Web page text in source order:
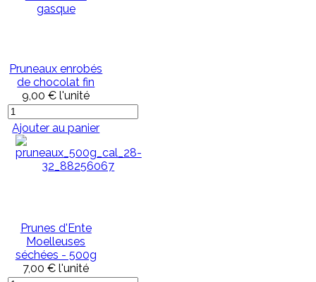
Pruneaux enrobés
de chocolat fin
9,00 € l'unité
Ajouter au panier
Prunes d'Ente
Moelleuses
séchées - 500g
7,00 € l'unité